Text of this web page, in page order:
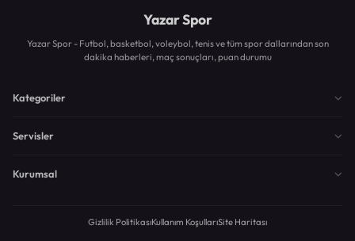
Yazar Spor
Yazar Spor - Futbol, basketbol, voleybol, tenis ve tüm spor dallarından son
dakika haberleri, maç sonuçları, puan durumu
Kategoriler
Servisler
Kurumsal
Gizlilik PolitikasıKullanım KoşullarıSite Haritası